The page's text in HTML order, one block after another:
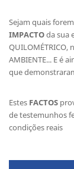
Sejam quais
IMPACTOda sua
QUILOMÉTRICO,
AMBIENTE... E é
que
Estes FACTOS
de testemunhos
condições reais